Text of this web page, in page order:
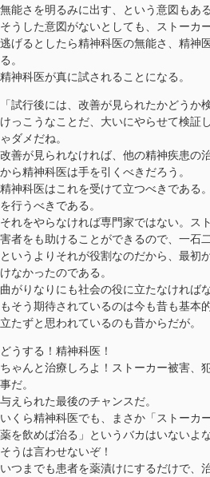
無能さを明るみに出す、という意図もあ
そうした意図がないとしても、ストーカ
逃げるとしたら精神科医の無能さ、精神
る。
精神科医が真に試されることになる。
「試行後には、改善が見られたかどうか
けっこうなことだ、大いにやらせて検証
ゃダメだね。
改善が見られなければ、他の精神疾患の
から精神科医は手を引くべきだろう。
精神科医はこれを受けて立つべきである
を行うべきである。
それをやらなければ専門家ではない。ス
害者をも助けることができるので、一石
というよりそれが役割なのだから、最初
けなかったのである。
曲がりなりにも社会の役に立たなければ
もそう期待されているのは今も昔も基本
立たずと思われているのも昔からだが。
どうする！精神科医！
ちゃんと治療しろよ！ストーカー被害、
事だ。
与えられた最後のチャンスだ。
いくら精神科医でも、まさか「ストーカ
薬を飲めば治る」というバカはいないよな
そうは言わせないぞ！
いつまでも患者を薬漬けにするだけで、